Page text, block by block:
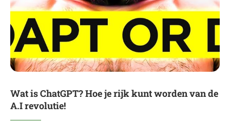
Wat is ChatGPT? Hoe je rijk kunt worden van de
A.I revolutie!